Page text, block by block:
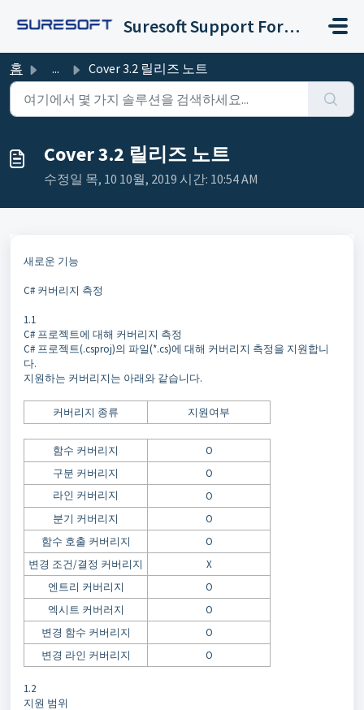
Suresoft Support Forum
홈 ... Cover 3.2 릴리즈 노트
Cover 3.2 릴리즈 노트
수정일 목, 10 10월, 2019 시간: 10:54 AM
새로운 기능
C# 커버리지 측정
1.1
C# 프로젝트에 대해 커버리지 측정
C# 프로젝트(.csproj)의 파일(*.cs)에 대해 커버리지 측정을 지원합니
다.
지원하는 커버리지는 아래와 같습니다.
커버리지 종류 지원여부
함수 커버리지
O
구분 커버리지
O
라인 커버리지
O
분기 커버리지
O
함수 호출 커버리지
O
변경 조건/결정 커버리지
X
엔트리 커버리지
O
엑시트 커버러지
O
변경 함수 커버리지
O
변경 라인 커버리지
O
1.2
지원 범위